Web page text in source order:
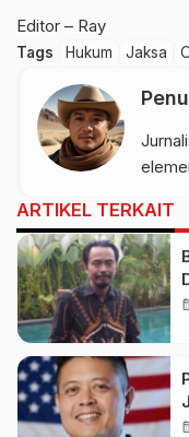
Editor – Ray
Tags Hukum Jaksa
ARTIKEL TERKAIT